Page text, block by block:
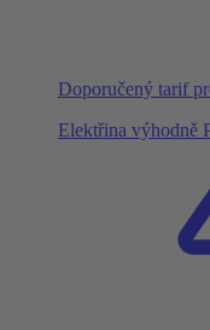
Doporučený tarif
Elektřina výhodně